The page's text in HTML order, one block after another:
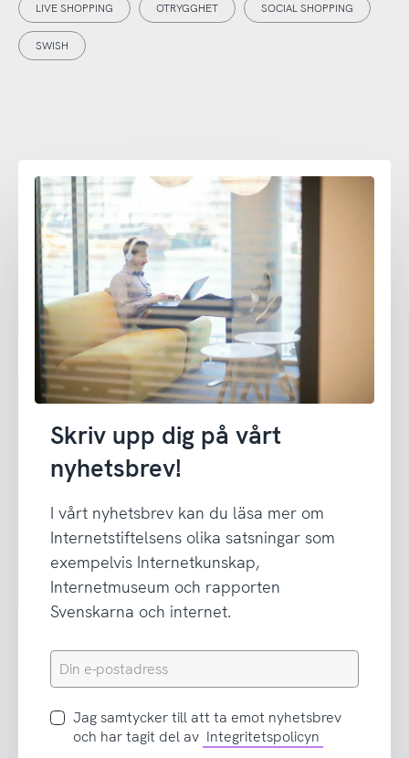
LIVE SHOPPING OTRYGGHET SOCIAL SHOPPING
SWISH
Skriv upp dig på vårt
nyhetsbrev!
I vårt nyhetsbrev kan du läsa mer om
Internetstiftelsens olika satsningar som
exempelvis Internetkunskap,
Internetmuseum och rapporten
Svenskarna och internet.
Din
e-
Jag
samtycker
Jag samtycker till att ta emot nyhetsbrev
och har tagit del av Integritetspolicyn